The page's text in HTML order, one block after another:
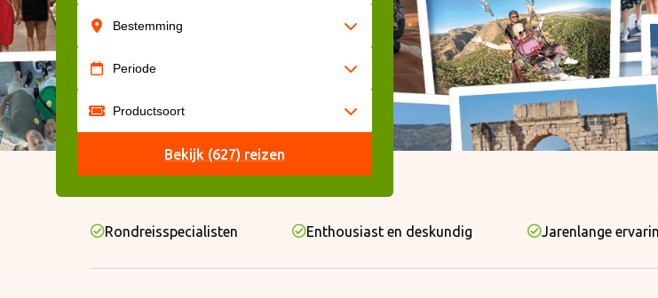
Bekijk (627) reizen
Rondreisspecialisten Enthousiast en deskundig Jarenlange